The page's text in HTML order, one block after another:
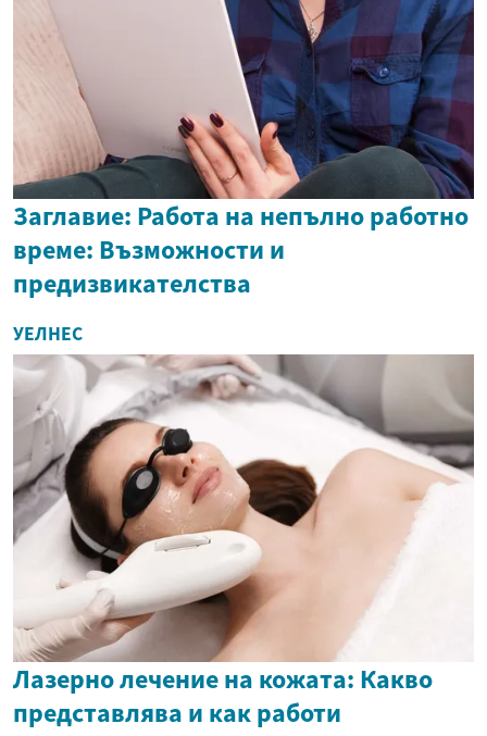
Заглавие: Работа на непълно работно
време: Възможности и
предизвикателства
УЕЛНЕС
Лазерно лечение на кожата: Какво
представлява и как работи